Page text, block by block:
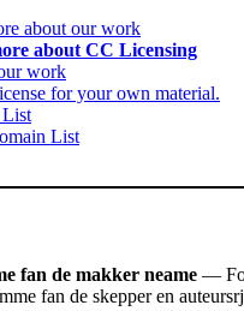
about our work
about CC Licensing
work
for your own material.
List
List
fan de makker neame —
fan de skepper en